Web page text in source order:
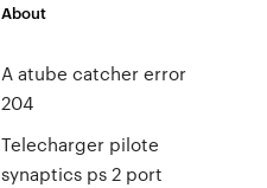
About
A atube catcher error
204
Telecharger pilote
synaptics ps 2 port